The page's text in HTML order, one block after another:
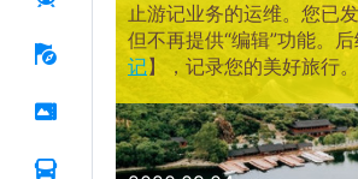
止游记业务的运维。您已
但不再提供“编辑”功能。
记】，记录您的美好旅行。